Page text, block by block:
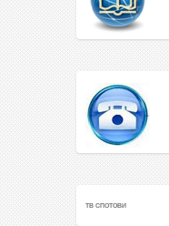
ТВ СПОТОВИ